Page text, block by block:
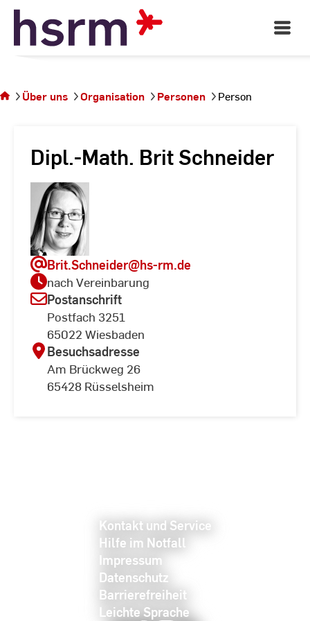
Skip
Content
Open
Main
sich auf
der
Über uns Organisation Personen Person
Dipl.-Math. Brit Schneider
Brit.Schneider@hs-rm.de
nach Vereinbarung
Postanschrift
Postfach 3251
65022 Wiesbaden
Besuchsadresse
Am Brückweg 26
65428 Rüsselsheim
Kontakt und Service
Hilfe im Notfall
Impressum
Datenschutz
Barrierefreiheit
Leichte Sprache